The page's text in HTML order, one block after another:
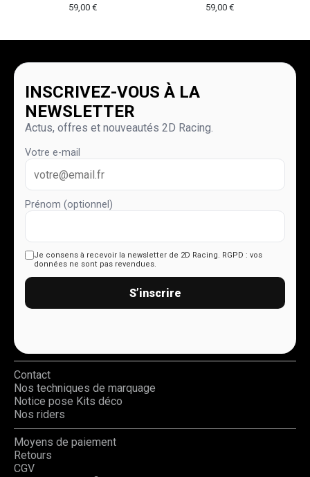
59,00 € 59,00 €
INSCRIVEZ-VOUS À LA
NEWSLETTER
Actus, offres et nouveautés 2D Racing.
Votre e-mail
Prénom (optionnel)
Je consens à recevoir la newsletter de 2D Racing. RGPD : vos
données ne sont pas revendues.
S’inscrire
Contact
Nos techniques de marquage
Notice pose Kits déco
Nos riders
Moyens de paiement
Retours
CGV